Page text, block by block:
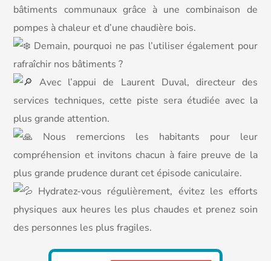
bâtiments communaux grâce à une combinaison de
pompes à chaleur et d’une chaudière bois.
Demain, pourquoi ne pas l’utiliser également pour
rafraîchir nos bâtiments ?
Avec l’appui de Laurent Duval, directeur des
services techniques, cette piste sera étudiée avec la
plus grande attention.
Nous remercions les habitants pour leur
compréhension et invitons chacun à faire preuve de la
plus grande prudence durant cet épisode caniculaire.
Hydratez-vous régulièrement, évitez les efforts
physiques aux heures les plus chaudes et prenez soin
des personnes les plus fragiles.